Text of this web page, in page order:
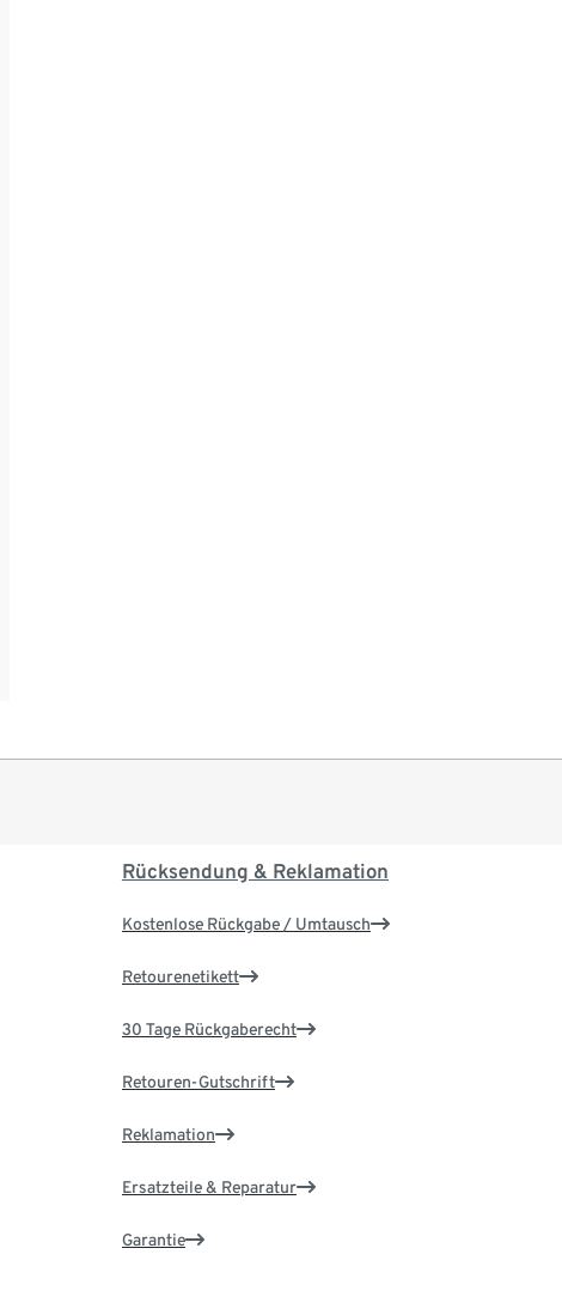
Rücksendung & Reklamation
Kostenlose Rückgabe / Umtausch
Retourenetikett
30 Tage Rückgaberecht
Retouren-Gutschrift
Reklamation
Ersatzteile & Reparatur
Garantie